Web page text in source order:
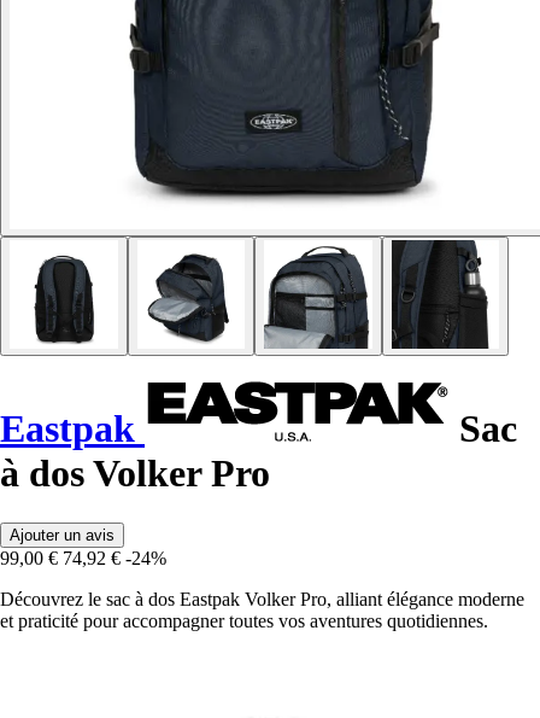
Eastpak
Sac
à dos Volker Pro
Ajouter un avis
99,00 € 74,92 € -24%
Découvrez le sac à dos Eastpak Volker Pro, alliant élégance moderne
et praticité pour accompagner toutes vos aventures quotidiennes.